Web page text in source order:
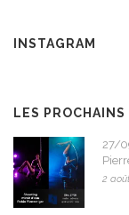
INSTAGRAM
LES
27/
2